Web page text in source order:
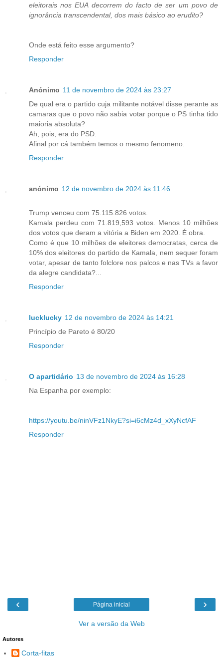
eleitorais nos EUA decorrem do facto de ser um povo de
ignorância transcendental, dos mais básico ao erudito?
Onde está feito esse argumento?
Responder
Anónimo 11 de novembro de 2024 às 23:27
De qual era o partido cuja militante notável disse perante as
camaras que o povo não sabia votar porque o PS tinha tido
maioria absoluta?
Ah, pois, era do PSD.
Afinal por cá também temos o mesmo fenomeno.
Responder
anónimo 12 de novembro de 2024 às 11:46
Trump venceu com 75.115.826 votos.
Kamala perdeu com 71.819,593 votos. Menos 10 milhões
dos votos que deram a vitória a Biden em 2020. É obra.
Como é que 10 milhões de eleitores democratas, cerca de
10% dos eleitores do partido de Kamala, nem sequer foram
votar, apesar de tanto folclore nos palcos e nas TVs a favor
da alegre candidata?...
Responder
lucklucky 12 de novembro de 2024 às 14:21
Princípio de Pareto é 80/20
Responder
O apartidário 13 de novembro de 2024 às 16:28
Na Espanha por exemplo:
https://youtu.be/ninVFz1NkyE?si=i6cMz4d_xXyNcfAF
Responder
‹ ›
Página inicial
Ver a versão da Web
Autores
Corta-fitas